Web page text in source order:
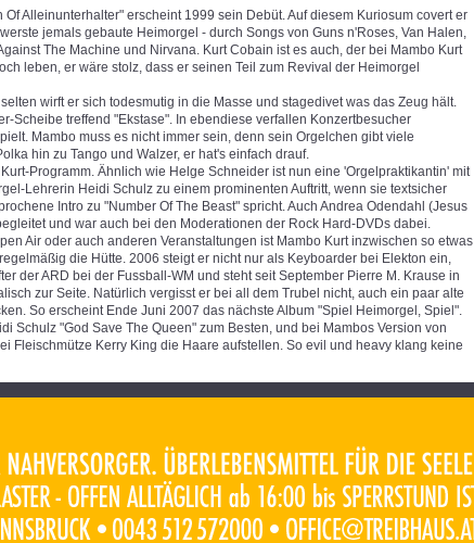
Alleinunterhalter" erscheint 1999 sein Debüt. Auf diesem Kuriosum covert er
jemals gebaute Heimorgel - durch Songs von Guns n'Roses, Van Halen,
The Machine und Nirvana. Kurt Cobain ist es auch, der bei Mambo Kurt
leben, er wäre stolz, dass er seinen Teil zum Revival der Heimorgel
wirft er sich todesmutig in die Masse und stagedivet was das Zeug hält.
Scheibe treffend "Ekstase". In ebendiese verfallen Konzertbesucher
Mambo muss es nicht immer sein, denn sein Orgelchen gibt viele
hin zu Tango und Walzer, er hat's einfach drauf.
Programm. Ähnlich wie Helge Schneider ist nun eine 'Orgelpraktikantin' mit
Lehrerin Heidi Schulz zu einem prominenten Auftritt, wenn sie textsicher
Intro zu "Number Of The Beast" spricht. Auch Andrea Odendahl (Jesus
und war auch bei den Moderationen der Rock Hard-DVDs dabei.
Air oder auch anderen Veranstaltungen ist Mambo Kurt inzwischen so etwas
die Hütte. 2006 steigt er nicht nur als Keyboarder bei Elekton ein,
der ARD bei der Fussball-WM und steht seit September Pierre M. Krause in
zur Seite. Natürlich vergisst er bei all dem Trubel nicht, auch ein paar alte
So erscheint Ende Juni 2007 das nächste Album "Spiel Heimorgel, Spiel".
Schulz "God Save The Queen" zum Besten, und bei Mambos Version von
Fleischmütze Kerry King die Haare aufstellen. So evil und heavy klang keine